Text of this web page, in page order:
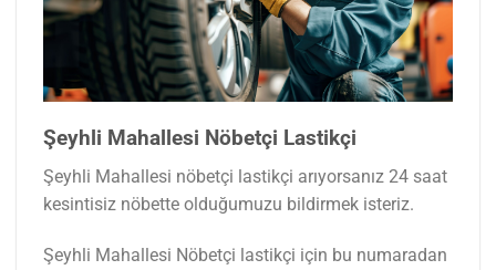
Şeyhli Mahallesi Nöbetçi Lastikçi
Şeyhli Mahallesi nöbetçi lastikçi arıyorsanız 24 saat
kesintisiz nöbette olduğumuzu bildirmek isteriz.
Şeyhli Mahallesi Nöbetçi lastikçi için bu numaradan